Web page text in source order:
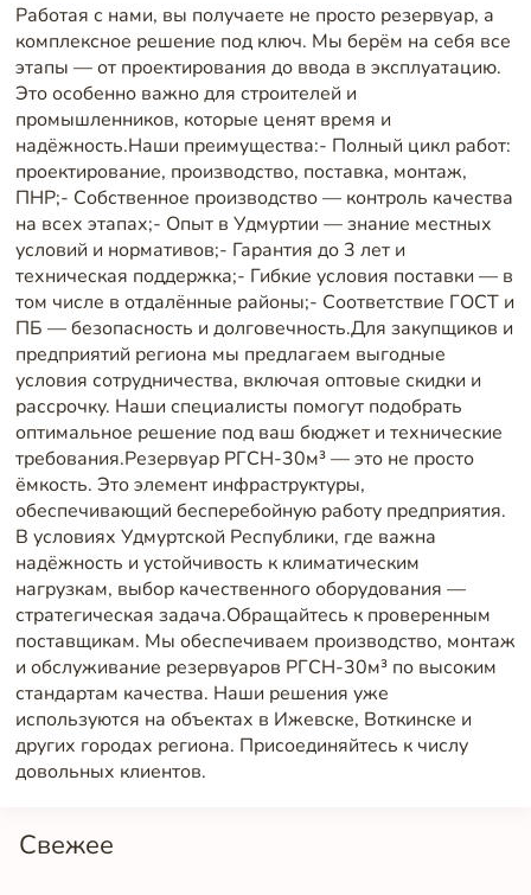
Свежее
Работая с нами, вы получаете не просто резервуар, а
комплексное решение под ключ. Мы берём на себя все
этапы — от проектирования до ввода в эксплуатацию.
Это особенно важно для строителей и
промышленников, которые ценят время и
надёжность.Наши преимущества:- Полный цикл работ:
проектирование, производство, поставка, монтаж,
ПНР;- Собственное производство — контроль качества
на всех этапах;- Опыт в Удмуртии — знание местных
условий и нормативов;- Гарантия до 3 лет и
техническая поддержка;- Гибкие условия поставки — в
том числе в отдалённые районы;- Соответствие ГОСТ и
ПБ — безопасность и долговечность.Для закупщиков и
предприятий региона мы предлагаем выгодные
условия сотрудничества, включая оптовые скидки и
рассрочку. Наши специалисты помогут подобрать
оптимальное решение под ваш бюджет и технические
требования.Резервуар РГСН-30м³ — это не просто
ёмкость. Это элемент инфраструктуры,
обеспечивающий бесперебойную работу предприятия.
В условиях Удмуртской Республики, где важна
надёжность и устойчивость к климатическим
нагрузкам, выбор качественного оборудования —
стратегическая задача.Обращайтесь к проверенным
поставщикам. Мы обеспечиваем производство, монтаж
и обслуживание резервуаров РГСН-30м³ по высоким
стандартам качества. Наши решения уже
используются на объектах в Ижевске, Воткинске и
других городах региона. Присоединяйтесь к числу
довольных клиентов.